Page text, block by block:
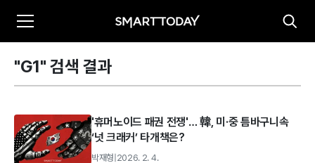
"G1" 검색 결과
'휴머노이드 패권 전쟁'… 韓, 미·중 틈바구니속
‘넛 크래커’ 타개책은?
박재형 2026. 2. 4.